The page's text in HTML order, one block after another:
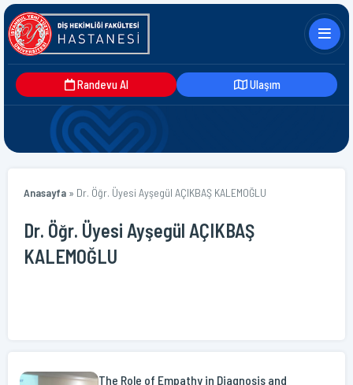
Randevu Al Ulaşım
Anasayfa » Dr. Öğr. Üyesi Ayşegül AÇIKBAŞ KALEMOĞLU
Dr. Öğr. Üyesi Ayşegül AÇIKBAŞ
KALEMOĞLU
The Role of Empathy in Diagnosis and